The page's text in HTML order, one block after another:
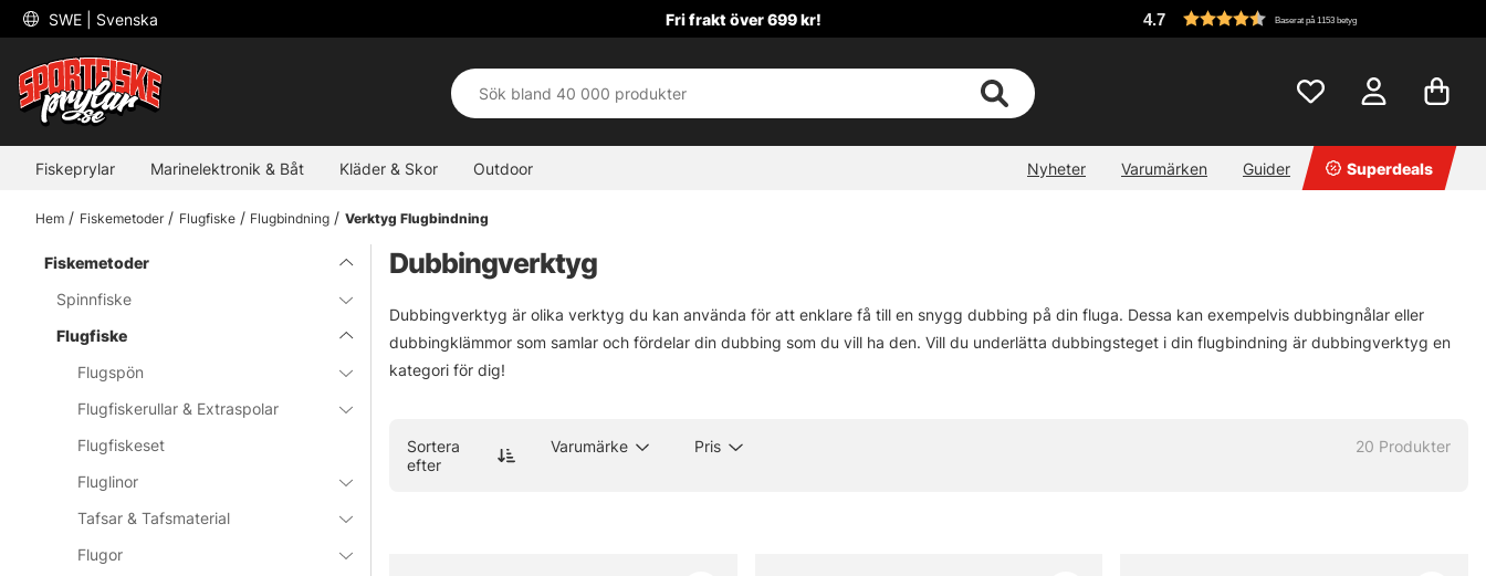
SWE | Svenska Fri frakt över 699 kr! 4.7 Baserat på 1153 betyg
Fiskeprylar Marinelektronik & Båt Kläder & Skor Outdoor Nyheter Varumärken Guider Superdeals
Hem Fiskemetoder Flugfiske Flugbindning Verktyg Flugbindning
Fiskemetoder
Spinnfiske
Flugfiske
Flugspön
Flugfiskerullar & Extraspolar
Flugfiskeset
Fluglinor
Tafsar & Tafsmaterial
Flugor
Dubbingverktyg
Dubbingverktyg är olika verktyg du kan använda för att enklare få till en snygg dubbing på din fluga. Dessa kan exempelvis dubbingnålar eller
dubbingklämmor som samlar och fördelar din dubbing som du vill ha den. Vill du underlätta dubbingsteget i din flugbindning är dubbingverktyg en
kategori för dig!
Sortera
efter
Varumärke Pris 20 Produkter